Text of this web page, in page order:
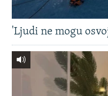
'Ljudi ne mogu